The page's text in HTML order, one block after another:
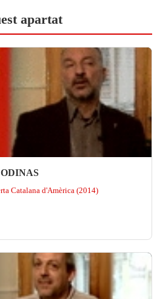
apartat
Catalana d'Amèrica (2014)